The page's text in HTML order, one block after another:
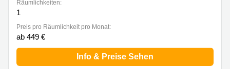
Räumlichkeiten:
1
Preis pro Räumlichkeit pro Monat:
ab 449 €
Info & Preise Sehen